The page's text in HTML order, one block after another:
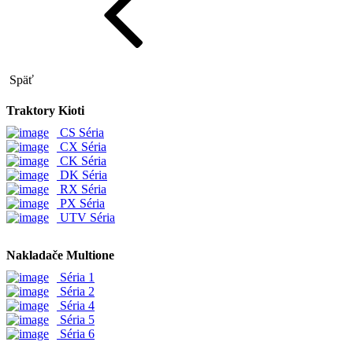
Späť
Traktory Kioti
CS Séria
CX Séria
CK Séria
DK Séria
RX Séria
PX Séria
UTV Séria
Nakladače Multione
Séria 1
Séria 2
Séria 4
Séria 5
Séria 6